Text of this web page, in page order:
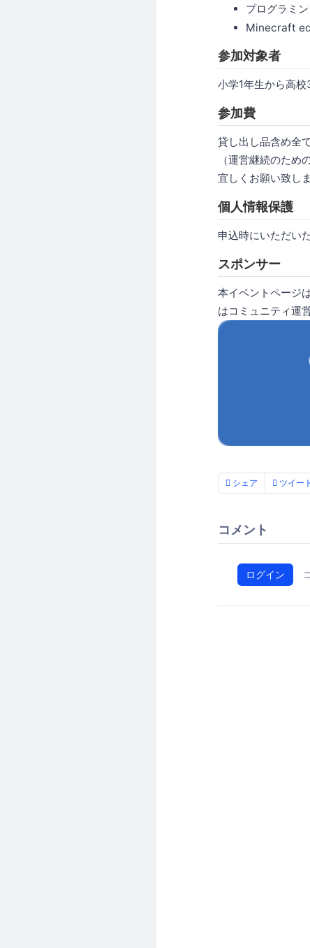
プログラミ
Minecraft
参加対象者
小学1年生から高校
参加費
貸し出し品含め全
（運営継続のた
宜しくお願い致し
個人情報保護
申込時にいただい
スポンサー
本イベントページ
はコミュニティ運
シェア ツイート
コメント
ログイン